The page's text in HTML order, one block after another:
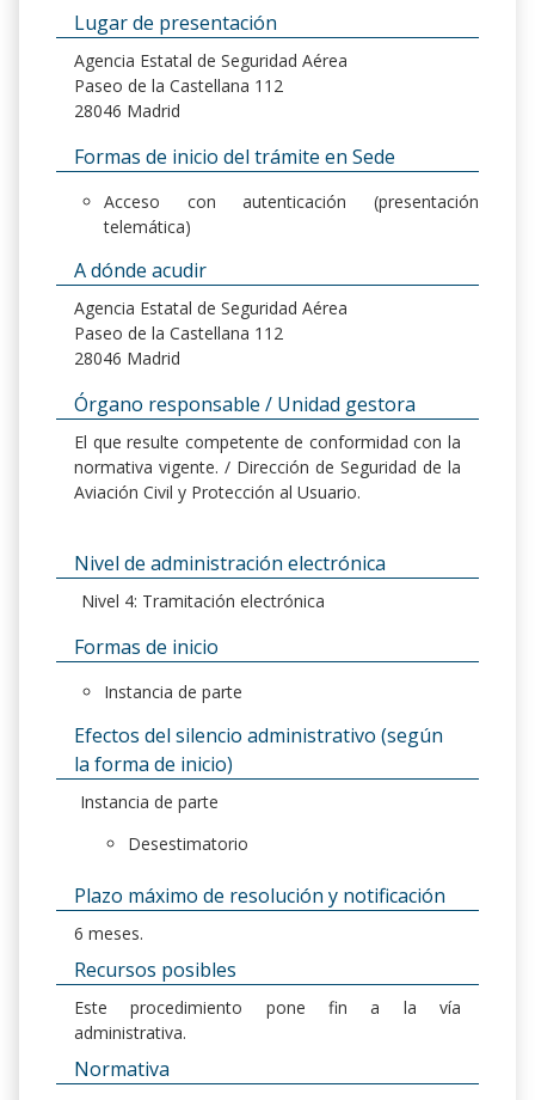
Lugar de presentación
Agencia Estatal de Seguridad Aérea
Paseo de la Castellana 112
28046 Madrid
Formas de inicio del trámite en Sede
Acceso con autenticación (presentación
telemática)
A dónde acudir
Agencia Estatal de Seguridad Aérea
Paseo de la Castellana 112
28046 Madrid
Órgano responsable / Unidad gestora
El que resulte competente de conformidad con la
normativa vigente. / Dirección de Seguridad de la
Aviación Civil y Protección al Usuario.
Nivel de administración electrónica
Nivel 4: Tramitación electrónica
Formas de inicio
Instancia de parte
Efectos del silencio administrativo (según
la forma de inicio)
Instancia de parte
Desestimatorio
Plazo máximo de resolución y notificación
6 meses.
Recursos posibles
Este procedimiento pone fin a la vía
administrativa.
Normativa